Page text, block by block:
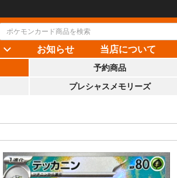
お知らせ 当店について
予約商品
プレシャスメモリーズ